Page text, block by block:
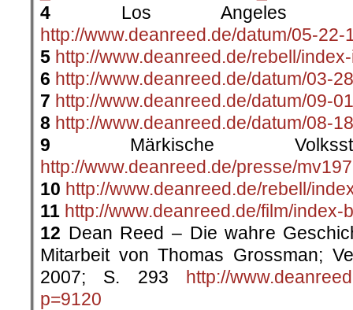
4 Los Angeles
http://www.deanreed.de/datum/05-22-
5 http://www.deanreed.de/rebell/
6 http://www.deanreed.de/datum/03-
7 http://www.deanreed.de/datum/09-
8 http://www.deanreed.de/datum/08-
9 Märkische
http://www.deanreed.de/presse/
10 http://www.deanreed.de/rebell/
11 http://www.deanreed.de/film/index-
12 Dean Reed – Die wahre
Mitarbeit von Thomas Grossman;
2007; S. 293 http://
p=9120